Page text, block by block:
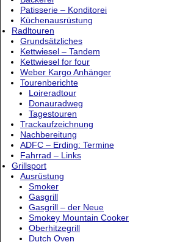
Patisserie – Konditorei
Küchenausrüstung
Radltouren
Grundsätzliches
Kettwiesel – Tandem
Kettwiesel for four
Weber Kargo Anhänger
Tourenberichte
Loireradtour
Donauradweg
Tagestouren
Trackaufzeichnung
Nachbereitung
ADFC – Erding: Termine
Fahrrad – Links
Grillsport
Ausrüstung
Smoker
Gasgrill
Gasgrill – der Neue
Smokey Mountain Cooker
Oberhitzegrill
Dutch Oven